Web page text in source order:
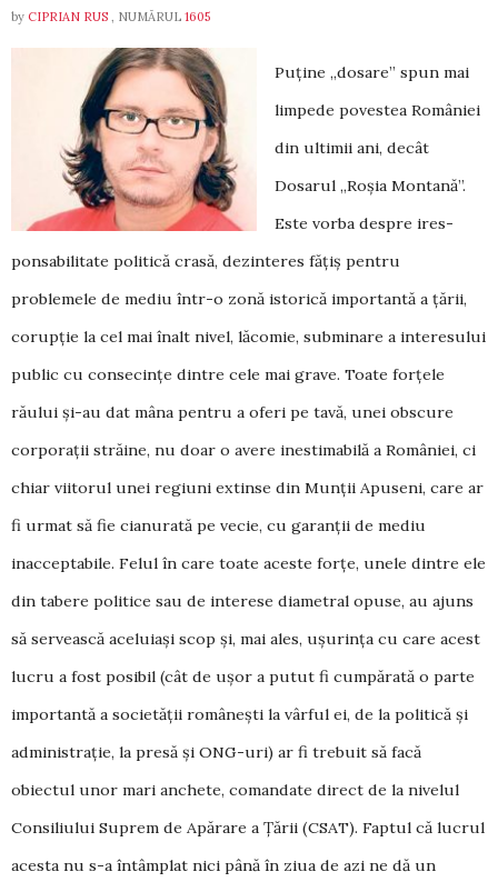
by CIPRIAN RUS , NUMĂRUL 1605
Puține „dosare” spun mai
limpede povestea României
din ultimii ani, decât
Dosarul „Roșia Montană”.
Este vorba despre ires­
ponsabilitate politică crasă, dezin­te­res fățiș pentru
problemele de me­diu într-o zonă istorică im­por­tan­tă a țării,
corupție la cel mai înalt nivel, lăcomie, subminare a interesului
public cu consecințe dintre cele mai grave. Toate forțe­le
răului și-au dat mâna pentru a oferi pe tavă, unei obscure
corporații străine, nu doar o avere inestimabilă a României, ci
chiar viitorul unei regiuni extinse din Munții Apuseni, care ar
fi urmat să fie cianurată pe vecie, cu garanții de mediu
inacceptabile. Felul în care toate aceste forțe, unele dintre ele
din tabere politice sau de interese diametral opuse, au ajuns
să servească aceluiași scop și, mai ales, ușurința cu care acest
lucru a fost posibil (cât de ușor a putut fi cumpă­rată o parte
importantă a societății românești la vârful ei, de la politică și
administrație, la presă și ONG-uri) ar fi trebuit să facă
obiectul unor mari anchete, comandate direct de la nivelul
Con­siliului Suprem de Apărare a Țării (CSAT). Faptul că lucrul
acesta nu s-a întâmplat nici până în ziua de azi ne dă un